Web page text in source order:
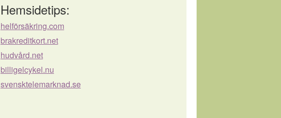
Hemsidetips:
helförsäkring.com
brakreditkort.net
hudvård.net
billigelcykel.nu
svensktelemarknad.se